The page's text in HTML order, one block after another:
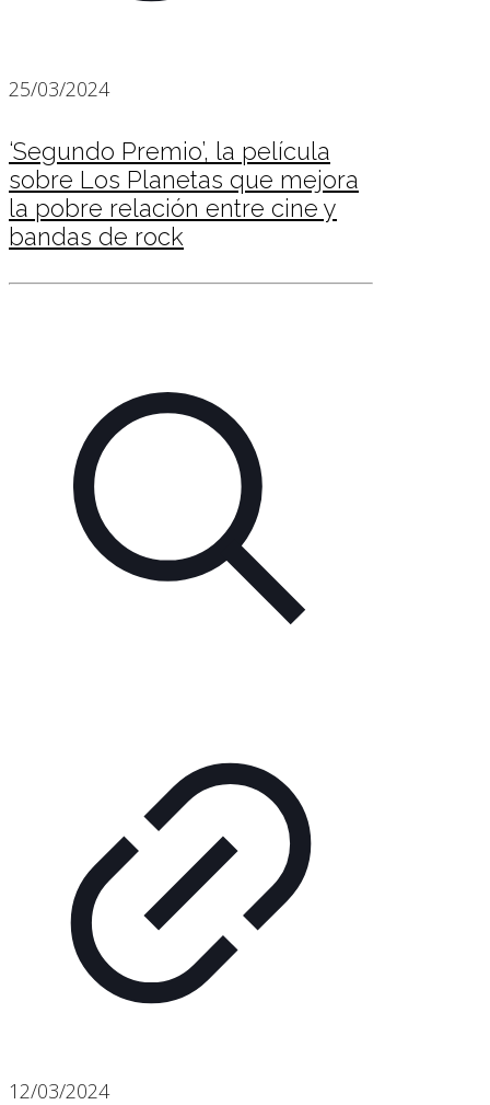
25/03/2024
‘Segundo Premio’, la película
sobre Los Planetas que mejora
la pobre relación entre cine y
bandas de rock
12/03/2024